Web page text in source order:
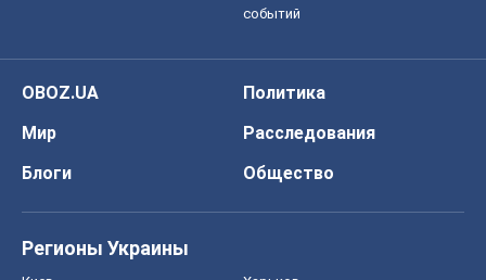
событий
OBOZ.UA
Политика
Мир
Расследования
Блоги
Общество
Регионы Украины